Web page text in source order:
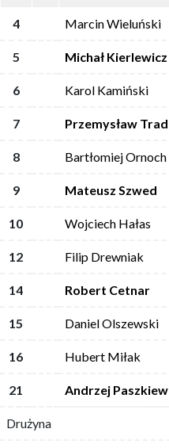
4 Marcin Wieluński
5 Michał Kierlewicz
6 Karol Kamiński
7 Przemysław
8 Bartłomiej Ornoch
9 Mateusz Szwed
10 Wojciech Hałas
12 Filip Drewniak
14 Robert Cetnar
15 Daniel Olszewski
16 Hubert Miłak
21 Andrzej
Drużyna
4 Marcin Wieluński
5 Michał Kierlewicz
6 Karol Kamiński
7 Przemysław
8 Bartłomiej Ornoch
9 Mateusz Szwed
10 Wojciech Hałas
12 Filip Drewniak
14 Robert Cetnar
15 Daniel Olszewski
16 Hubert Miłak
21 Andrzej
Drużyna